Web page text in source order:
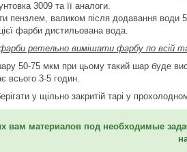
3009 та її аналоги.
пензлем, валиком після додавання
фарби дистильована вода.
ретельно вимішати фарбу по всій
50-75 мкм при цьому такий шар буде
всього 3-5 годин.
у щільно закритій тарі у
материалов под необходимые